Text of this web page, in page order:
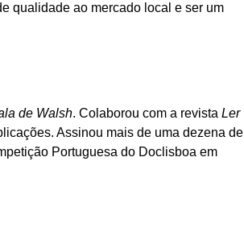
qualidade ao mercado local e ser um
de Walsh. Colaborou com a revistaLer
Assinou mais de uma dezena de
Portuguesa do Doclisboa em